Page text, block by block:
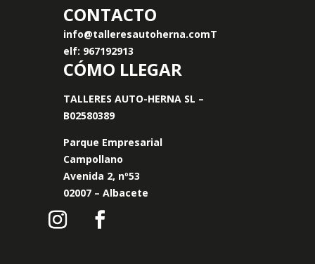
CONTACTO
info@talleresautoherna.comT
elf: 967192913
CÓMO LLEGAR
TALLERES AUTO-HERNA SL –
B02580389
Parque Empresarial
Campollano
Avenida 2, nº53
02007 – Albacete